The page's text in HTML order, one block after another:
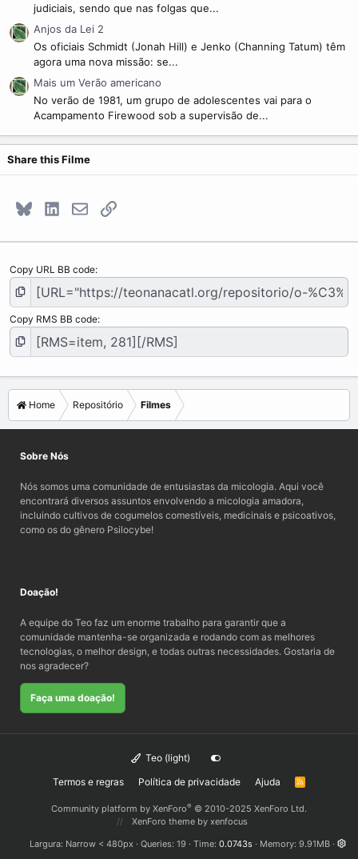
judiciais, sendo que nas folgas que...
Anjos da Lei 2
Os oficiais Schmidt (Jonah Hill) e Jenko (Channing Tatum) têm
agora uma nova missão: se...
Mais um Verão americano
No verão de 1981, um grupo de adolescentes vai para o
Acampamento Firewood sob a supervisão de...
Share this Filme
BlueskyLinkedInE-mailLink
Copy URL BB code
Copy RMS BB code
Home Repositório Filmes
Sobre Nós
Nós somos uma comunidade de entusiastas da micologia. Aqui você
encontrará diversos assuntos envolvendo a micologia amadora,
incluindo cultivos de cogumelos comestíveis, medicinais e psicoativos,
como os do gênero Psilocybe!
Doação!
A equipe do Teo faz um enorme trabalho para garantir que a
comunidade mantenha-se organizada e rodando com as melhores
tecnologias, o melhor design, e todas outras necessidades. Gostaria de
nos agradecer?
Faça uma doação!
Teo (light)
Termos e regras
Política de privacidade Ajuda
R
Community platform by XenForo® © 2010-2025 XenForo Ltd.
XenForo theme by xenfocus
Largura
Queries 19 Time 0.0743s Memory 9.91MB